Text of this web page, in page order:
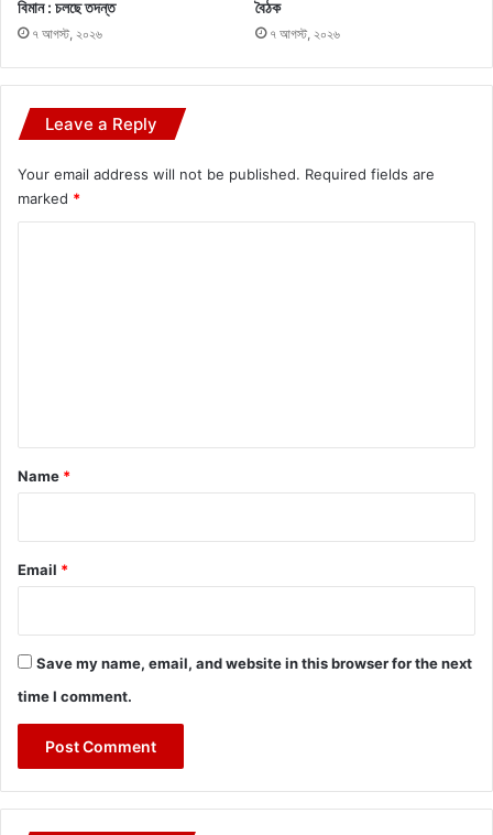
বিমান : চলছে তদন্ত
৭ আগস্ট, ২০২৬
বৈঠক
৭ আগস্ট, ২০২৬
Leave a Reply
Your email address will not be published. Required fields are
marked *
*
Name *
Email *
Save my name, email, and website in this browser for the next
time I comment.